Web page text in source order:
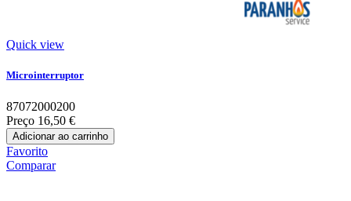
Quick view
Microinterruptor
87072000200
Preço 16,50 €
Adicionar ao carrinho
Favorito
Comparar